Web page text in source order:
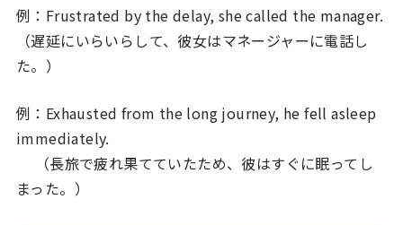
例：Frustrated by the delay, she called the manager.
（遅延にいらいらして、彼女はマネージャーに電話し
た。）
例：Exhausted from the long journey, he fell asleep
immediately.
（長旅で疲れ果てていたため、彼はすぐに眠ってし
まった。）